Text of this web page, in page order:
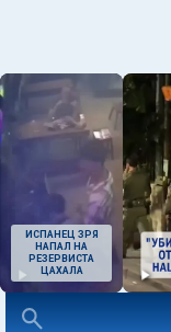
ИСПАНЕЦ ЗРЯ
НАПАЛ НА
РЕЗЕРВИСТА
ЦАХАЛА